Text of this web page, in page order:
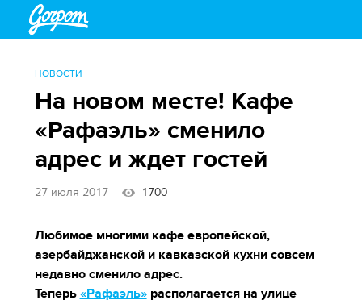
НОВОСТИ
На новом месте! Кафе
«Рафаэль» сменило
адрес и ждет гостей
27 июля 2017 1700
Любимое многими кафе европейской,
азербайджанской и кавказской кухни совсем
недавно сменило адрес.
Теперь «Рафаэль»располагается на улице